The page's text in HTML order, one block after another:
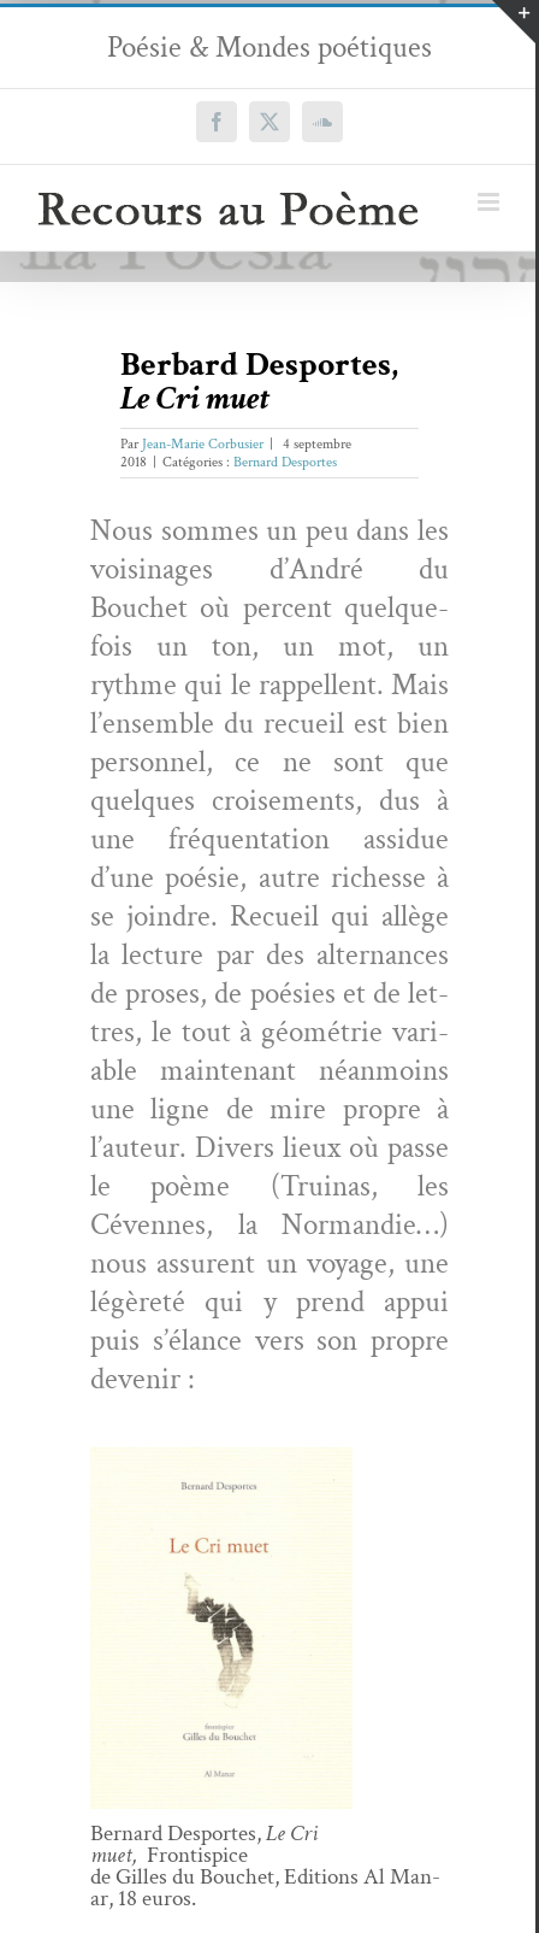
Passer
contenu
Poésie & Mondes poétiques
Facebook
X SoundCloud
Berbard Desportes,
Le Cri muet
Par Jean-Marie Corbusier
4 septembre
2018
Catégories : Bernard Desportes
Nous sommes un peu dans les
voisi­nages d’André du
Bouchet où per­cent quelque­
fois un ton, un mot, un
rythme qui le rap­pel­lent. Mais
l’ensemble du recueil est bien
per­son­nel, ce ne sont que
quelques croise­ments, dus à
une fréquen­ta­tion assidue
d’une poésie, autre richesse à
se join­dre. Recueil qui allège
la lec­ture par des alter­nances
de pros­es, de poésies et de let­
tres, le tout à géométrie vari­
able main­tenant néan­moins
une ligne de mire pro­pre à
l’auteur. Divers lieux où passe
le poème (Tru­inas, les
Cévennes, la Nor­mandie…)
nous assurent un voy­age, une
légèreté qui y prend appui
puis s’élance vers son pro­pre
devenir :
Bernard Desportes,Le Cri
muet, Frontispice
de Gilles du Bouchet, Edi­tions Al Man­
ar, 18 euros.